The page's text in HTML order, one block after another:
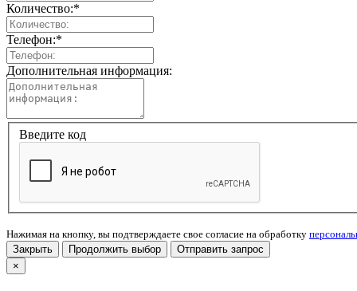
Количество:*
Телефон:*
Дополнительная информация:
Введите код
Нажимая на кнопку, вы подтверждаете свое согласие на обработку
Закрыть
Продолжить выбор
Отправить запрос
×